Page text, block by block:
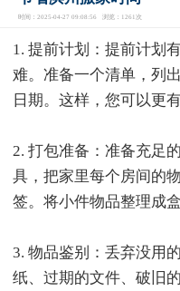
时间：2025-04-27 09:08:56 浏览：1261次
1. 提前计划：提前计划
难。准备一个清单，列
日期。这样，您可以更
2. 打包准备：准备充足
具，把家里每个房间的
签。将小件物品整理成盒
3. 物品鉴别：丢弃没用
纸、过期的文件、破旧